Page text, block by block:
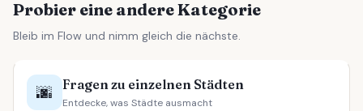
Probier eine andere Kategorie
Bleib im Flow und nimm gleich die nächste.
🌆 Fragen zu einzelnen Städten
Entdecke, was Städte ausmacht